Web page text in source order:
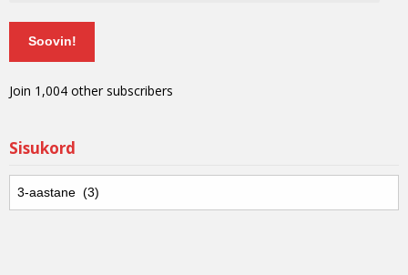
Soovin!
Join 1,004 other subscribers
Sisukord